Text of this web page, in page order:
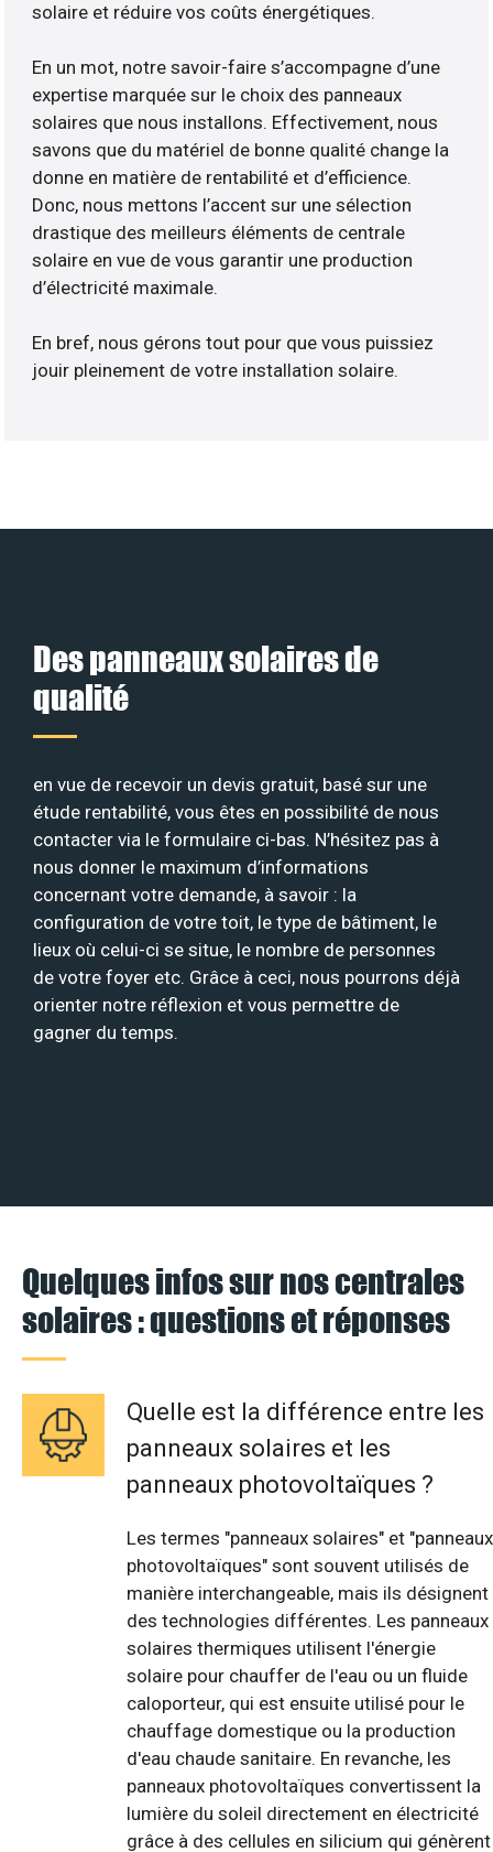
solaire et réduire vos coûts énergétiques.
En un mot, notre savoir-faire s’accompagne d’une
expertise marquée sur le choix des panneaux
solaires que nous installons. Effectivement, nous
savons que du matériel de bonne qualité change la
donne en matière de rentabilité et d’efficience.
Donc, nous mettons l’accent sur une sélection
drastique des meilleurs éléments de centrale
solaire en vue de vous garantir une production
d’électricité maximale.
En bref, nous gérons tout pour que vous puissiez
jouir pleinement de votre installation solaire.
Des panneaux solaires de
qualité
en vue de recevoir un devis gratuit, basé sur une
étude rentabilité, vous êtes en possibilité de nous
contacter via le formulaire ci-bas. N’hésitez pas à
nous donner le maximum d’informations
concernant votre demande, à savoir : la
configuration de votre toit, le type de bâtiment, le
lieux où celui-ci se situe, le nombre de personnes
de votre foyer etc. Grâce à ceci, nous pourrons déjà
orienter notre réflexion et vous permettre de
gagner du temps.
Quelques infos sur nos centrales
solaires : questions et réponses
Quelle est la différence entre les
panneaux solaires et les
panneaux photovoltaïques ?
Les termes "panneaux solaires" et "panneaux
photovoltaïques" sont souvent utilisés de
manière interchangeable, mais ils désignent
des technologies différentes. Les panneaux
solaires thermiques utilisent l'énergie
solaire pour chauffer de l'eau ou un fluide
caloporteur, qui est ensuite utilisé pour le
chauffage domestique ou la production
d'eau chaude sanitaire. En revanche, les
panneaux photovoltaïques convertissent la
lumière du soleil directement en électricité
grâce à des cellules en silicium qui génèrent